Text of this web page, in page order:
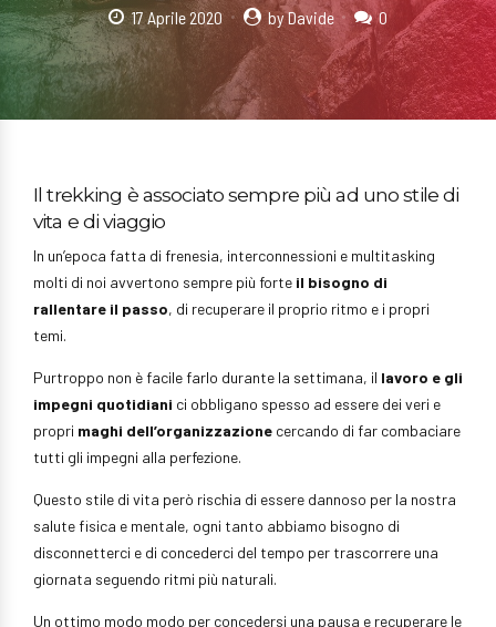
17 Aprile 2020 by Davide 0
Il trekking è associato sempre più ad uno stile di
vita e di viaggio
In un’epoca fatta di frenesia, interconnessioni e multitasking
molti di noi avvertono sempre più forte il bisogno di
rallentare il passo, di recuperare il proprio ritmo e i propri
temi.
Purtroppo non è facile farlo durante la settimana, il lavoro e gli
impegni quotidiani ci obbligano spesso ad essere dei veri e
propri maghi dell’organizzazione cercando di far combaciare
tutti gli impegni alla perfezione.
Questo stile di vita però rischia di essere dannoso per la nostra
salute fisica e mentale, ogni tanto abbiamo bisogno di
disconnetterci e di concederci del tempo per trascorrere una
giornata seguendo ritmi più naturali.
Un ottimo modo modo per concedersi una pausa e recuperare le